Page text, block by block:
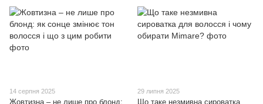
14 серпня 2025
Жовтизна – не лише про блонд:
29 липня 2025
Що таке незмивна сироватка